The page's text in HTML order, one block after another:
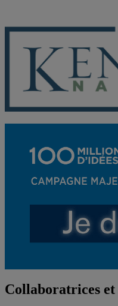
Collaboratrices